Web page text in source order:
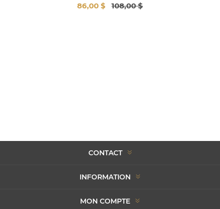
86,00 $ 108,00 $
CONTACT
INFORMATION
MON COMPTE